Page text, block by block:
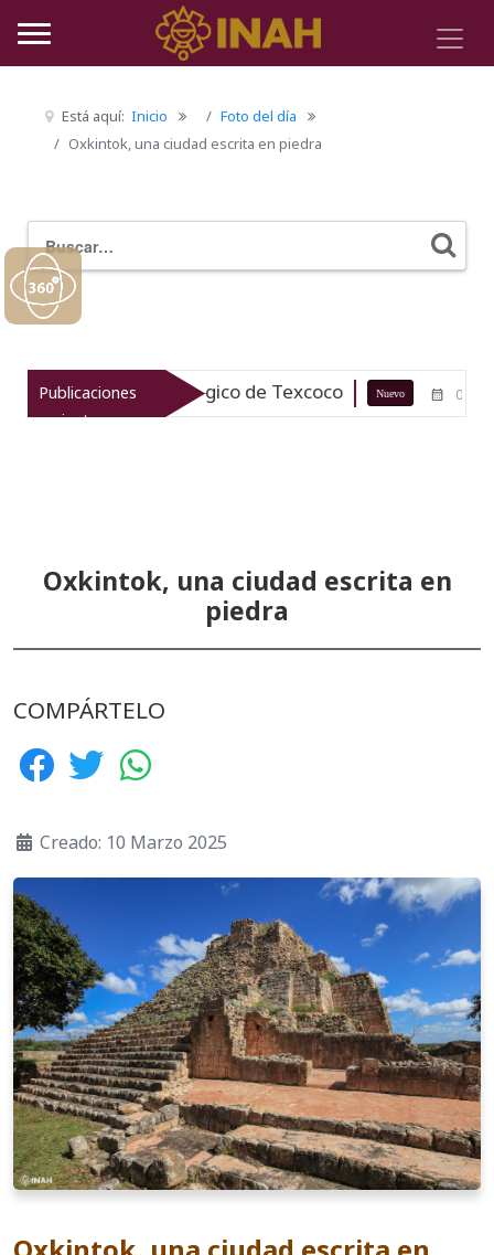
Está aquí: Inicio
Foto del día
Oxkintok, una ciudad escrita en piedra
Publicaciones
recientes
arqueológico de Texcoco 07-08-26
Oxkintok, una ciudad escrita en
piedra
COMPÁRTELO
Creado: 10 Marzo 2025